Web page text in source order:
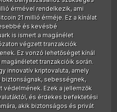
érmével rendelkezik, ami
21 millió érméje. Ez a kínálat
és kevésbé
is ismert a magánélet
végzett tranzakciók
Ez vonzó lehetőséget kínál
tranzakcióik során.
innovatív kriptovaluta, amely
biztonságnak, sebességnek,
védelmének. Ezek a jellemzők
és érdekes befektetési
akik biztonságos és privát